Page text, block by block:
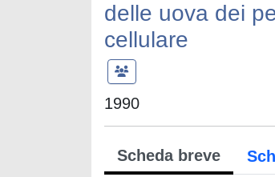
delle uova dei
cellulare
1990
Scheda breve